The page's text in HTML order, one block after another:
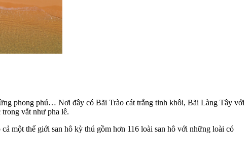
phong phú… Nơi đây có Bãi Trào cát trắng tinh khôi, Bãi Làng Tây với
vắt như pha lê.
một thế giới san hô kỳ thú gồm hơn 116 loài san hô với những loài có